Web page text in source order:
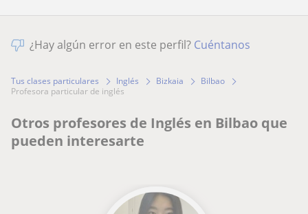
¿Hay algún error en este perfil? Cuéntanos
Tus clases particulares Inglés Bizkaia
Bilbao
profesora particular de inglés
Otros profesores de Inglés en Bilbao que
pueden interesarte